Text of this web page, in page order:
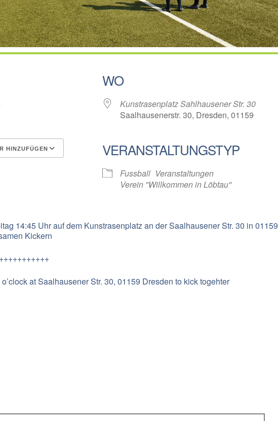
HINZUFÜGEN
Google Kalender
WO
Kunstrasenplatz Sahlhausener Str. 30
Saalhausenerstr. 30, Dresden, 01159
VERANSTALTUNGSTYP
Fussball Veranstaltungen
Verein "Willkommen in Löbtau"
14:45 Uhr auf dem Kunstrasenplatz an der Saalhausener Str. 30 in 01159
Kickern
at Saalhausener Str. 30, 01159 Dresden to kick togehter